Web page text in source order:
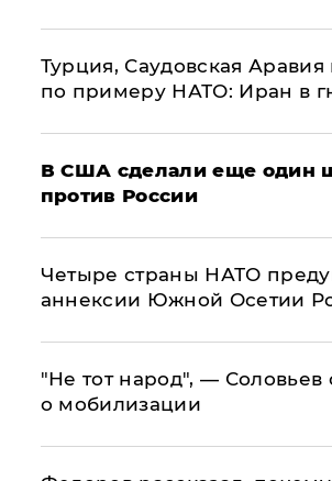
Турция, Саудовская
по примеру НАТО: Иран в
В США сделали еще один
против России
Четыре страны НАТО
аннексии Южной Осетии
​"Не тот народ", — Соловьев
о мобилизации